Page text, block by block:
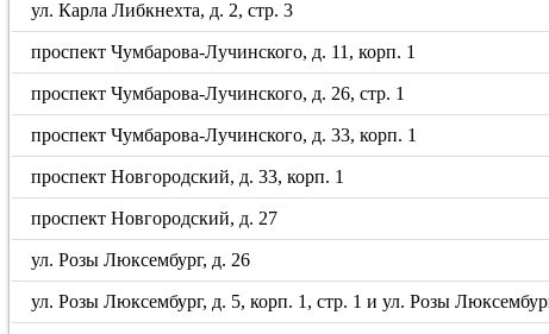
ул. Карла Либкнехта, д. 2, стр. 3
проспект Чумбарова-Лучинского, д. 11, корп. 1
проспект Чумбарова-Лучинского, д. 26, стр. 1
проспект Чумбарова-Лучинского, д. 33, корп. 1
проспект Новгородский, д. 33, корп. 1
проспект Новгородский, д. 27
ул. Розы Люксембург, д. 26
ул. Розы Люксембург, д. 5, корп. 1, стр. 1 и ул. Розы